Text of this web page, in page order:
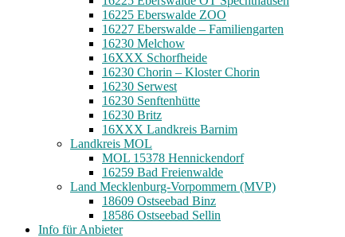
16225 Eberswalde ZOO
16227 Eberswalde – Familiengarten
16230 Melchow
16XXX Schorfheide
16230 Chorin – Kloster Chorin
16230 Serwest
16230 Senftenhütte
16230 Britz
16XXX Landkreis Barnim
Landkreis MOL
MOL 15378 Hennickendorf
16259 Bad Freienwalde
Land Mecklenburg-Vorpommern (MVP)
18609 Ostseebad Binz
18586 Ostseebad Sellin
Info für Anbieter